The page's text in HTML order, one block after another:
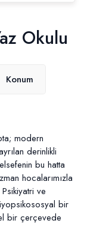
Okulu
Konum
modern
derinlikli
bu hatta
hocalarımızla
ve
bir
bir çerçevede